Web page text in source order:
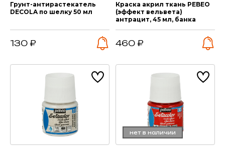
Грунт-антирастекатель
DECOLA по шелку 50 мл
130 ₽
Краска акрил ткань PEBEO
(эффект вельвета)
антрацит, 45 мл, банка
460 ₽
нет в наличии